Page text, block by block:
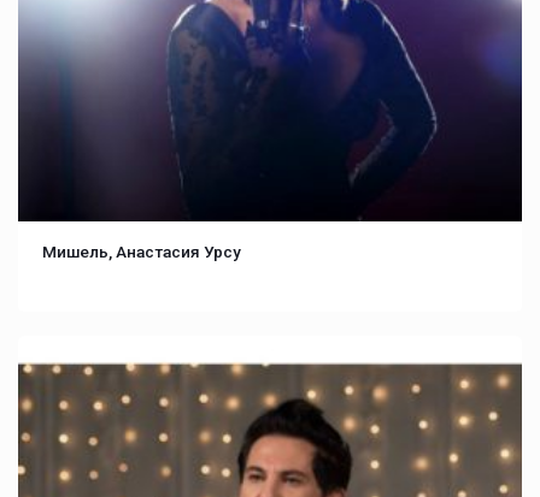
Мишель, Анастасия Урсу